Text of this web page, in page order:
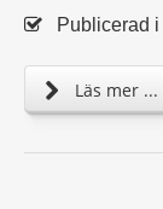
Publicerad i
Läs mer ...